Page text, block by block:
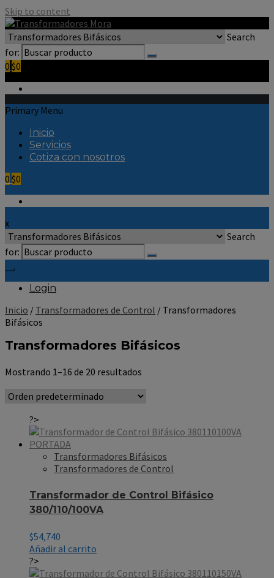
Skip to content
Search
for:
0 $0
Primary Menu
Inicio
Servicios
Cotiza con nosotros
0 $0
x
Search
for:
Login
Inicio / Transformadores de Control / Transformadores
Bifásicos
Transformadores Bifásicos
Mostrando 1–16 de 20 resultados
?>
Transformadores Bifásicos
Transformadores de Control
Transformador de Control Bifásico
380/110/100VA
$54,740
Añadir al carrito
?>